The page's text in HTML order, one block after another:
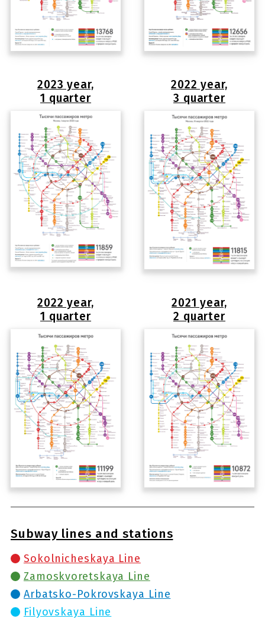
2023 year,
1 quarter
2022 year,
3 quarter
2022 year,
1 quarter
2021 year,
2 quarter
Subway lines and stations
Sokolnicheskaya Line
Zamoskvoretskaya Line
Arbatsko-Pokrovskaya Line
Filyovskaya Line